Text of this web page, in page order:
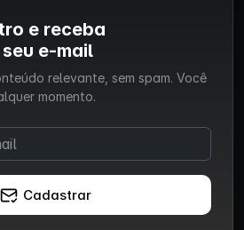
e receba
e-mail
relevante, sem spam. Você
momento.
Cadastrar